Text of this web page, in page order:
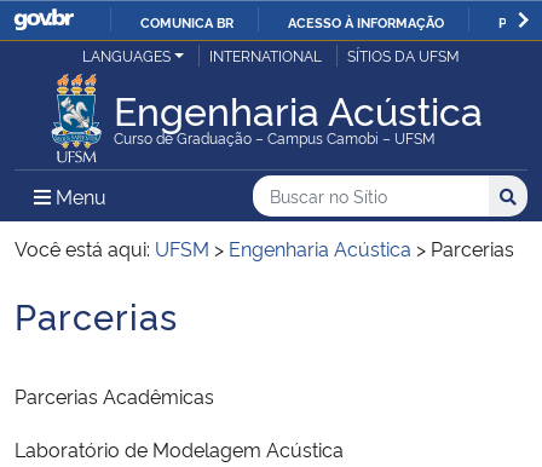
IR
O
COMUNICA BR ACESSO À INFORMAÇÃO
Ministério da Justiça e Segurança Pública
Ministério da Defesa
Ministério das Relações Exteriores
Ministério da Economia
LANGUAGES INTERNATIONAL SÍTIOS DA UFSM
Engenharia Acústica
Curso de Graduação – Campus Camobi – UFSM
Menu Menu Principal do Sítio
Busca
Buscar no no Sítio
Busca:
Você está aqui: UFSM > Engenharia Acústica > Parcerias
Início do conteúdo
Parcerias
Parcerias Acadêmicas
Laboratório de Modelagem Acústica